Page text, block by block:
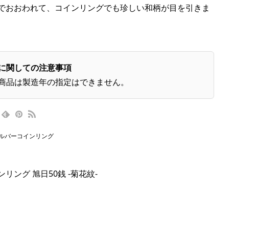
おおわれて、コインリングでも珍しい和柄が目を引きま
関しての注意事項
品は製造年の指定はできません。
バーコインリング
リング 旭日50銭 -菊花紋-